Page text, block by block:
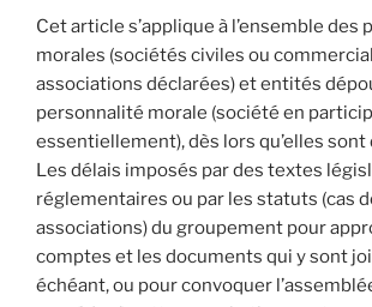
Cet article s’applique à l’ensemble des
morales (sociétés civiles ou
associations déclarées) et entités
personnalité morale (société en
essentiellement), dès lors qu’elles
Les délais imposés par des textes
réglementaires ou par les statuts (cas
associations) du groupement pour
comptes et les documents qui y sont
échéant, ou pour convoquer